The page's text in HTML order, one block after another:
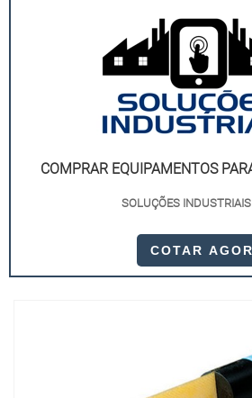
COMPRAR EQUIPAMENTOS
SOLUÇÕES INDUSTRIAIS
COTAR